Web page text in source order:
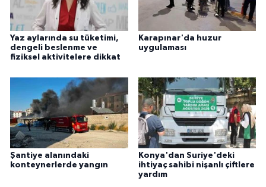
Yaz aylarında su tüketimi,
dengeli beslenme ve
fiziksel aktivitelere dikkat
Karapınar'da huzur
uygulaması
Şantiye alanındaki
konteynerlerde yangın
Konya'dan Suriye'deki
ihtiyaç sahibi nişanlı çiftlere
yardım